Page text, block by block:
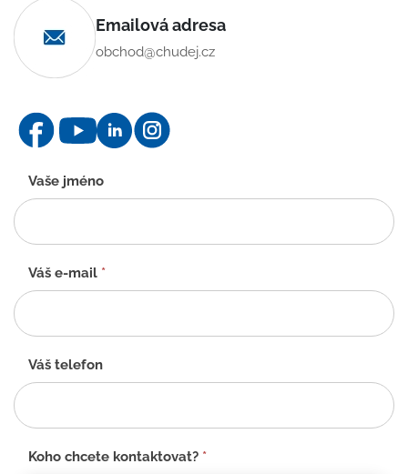
Emailová adresa
obchod@chudej.cz
Kontaktní
formulář
-
CZ
Vaše jméno
Váš e-mail *
Váš telefon
Koho chcete kontaktovat? *